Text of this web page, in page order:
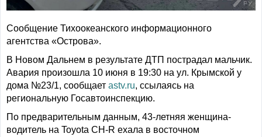
Сообщение Тихоокеанского информационного
агентства «Острова».
В Новом Дальнем в результате ДТП пострадал мальчик.
Авария произошла 10 июня в 19:30 на ул. Крымской у
дома №23/1, сообщает astv.ru, ссылаясь на
региональную Госавтоинспекцию.
По предварительным данным, 43-летняя женщина-
водитель на Toyota CH-R ехала в восточном